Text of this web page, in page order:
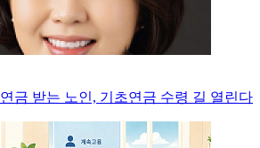
금 받는 노인, 기초연금 수령 길 열린다